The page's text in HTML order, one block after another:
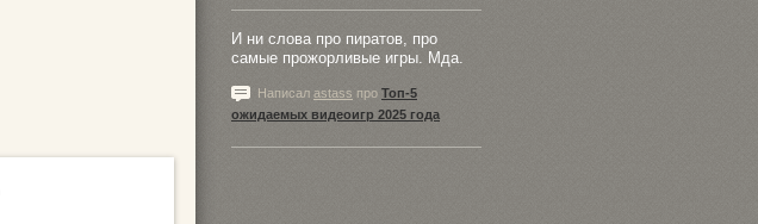
И ни слова про пиратов, про
самые прожорливые игры. Мда.
Написал astass про Топ-5
ожидаемых видеоигр 2025 года